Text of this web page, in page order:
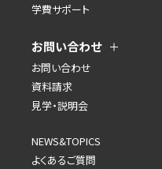
お問い合わせ
お問い合わせ
資料請求
見学・説明会
学費サポート
NEWS&TOPICS
よくあるご質問